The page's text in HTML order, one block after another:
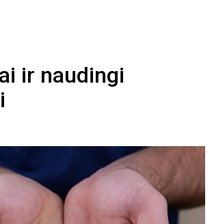
ir naudingi